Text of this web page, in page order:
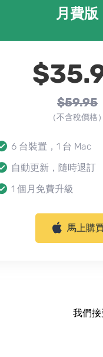
月費版
$59.95
（不含稅價格）
6 台裝置，1 台 Mac
自動更新，隨時退訂
1 個月免費升級
馬上購
我們接